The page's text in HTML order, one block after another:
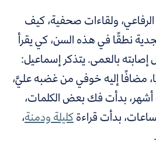
ولقاءات صحفية، كيف
نطقًا في هذه السن، كي يقرأ
إصابته بالعمى. يتذكر إسماعيل:
مضافًا إليه خوفي من غضبه عليَّ،
بدأت فك بعض الكلمات،
بدأت قراءةكليلة ودمنة،